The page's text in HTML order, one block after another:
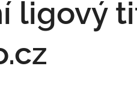
ligový